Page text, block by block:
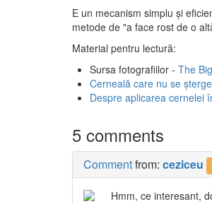
E un mecanism simplu şi
metode de "a face rost de o
Material pentru lectură:
Sursa fotografiilor - The
Cerneală care nu se
Despre aplicarea cernelei
5 comments
Commentfrom: ceziceu
Hmm, ce interesant,